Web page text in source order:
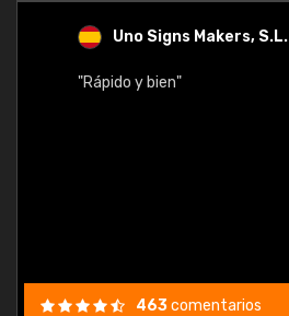
Uno Signs Makers, S.L.
"Rápido y bien"
463comentarios